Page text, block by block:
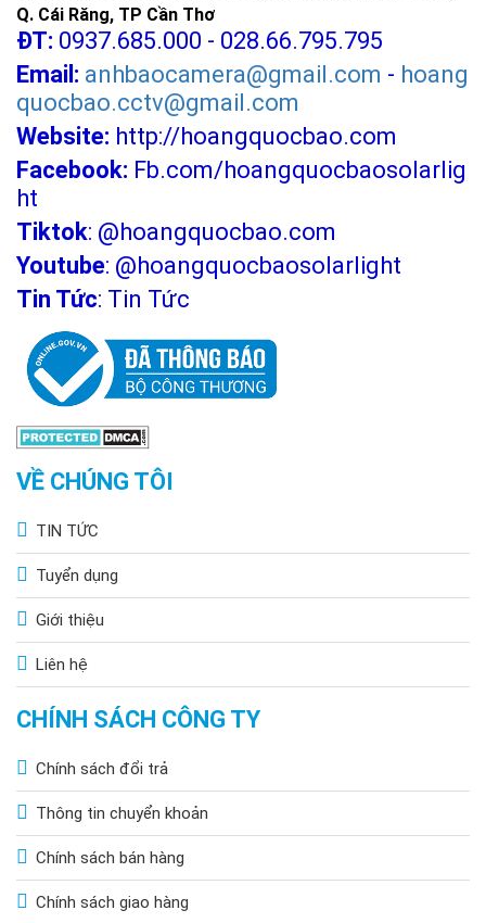
(khoảng 400 m²), bạn cần bố trí 4–6 đèn 150W trên trụ cao 6–
8m là đủ điều kiện thi đấu.
Nếu bạn đang xây dựng sân pickleball hoặc cầu lông trong nhà,
bạn nên xem thêm dòngđèn LED sân thể thao chuyên dụng
góc chiếu và phân bố quang học được tối ưu riêng cho từng
>>> Xem thêm:
380k, giá cực tốt
Hướng dẫn lắp đặt
1. Chuẩn bị trước khi lắp đặt
Đèn nặng khoảng 3–4 kg với kích thước D500mm, nên bạn cần
giá đỡ thép dày tối thiểu 3mm, vít M8 hoặc M10, và dùng ít
nhất 4 điểm bu lông để chịu lực gió. Tại Việt Nam, đặc biệt khu
vực miền Trung và Nam, đèn ngoài trời thường xuyên chịu gió
Q. Cái Răng, TP Cần Thơ
ĐT: 0937.685.000 - 028.66.795.795
Email: anhbaocamera@gmail.com - hoang
quocbao.cctv@gmail.com
Website: http://hoangquocbao.com
Facebook: Fb.com/hoangquocbaosolarlig
ht
Tiktok: @hoangquocbao.com
Youtube: @hoangquocbaosolarlight
Tin Tức: Tin Tức
VỀ CHÚNG TÔI
TIN TỨC
Tuyển dụng
Giới thiệu
Liên hệ
CHÍNH SÁCH CÔNG TY
Chính sách đổi trả
Thông tin chuyển khoản
Chính sách bán hàng
Chính sách giao hàng